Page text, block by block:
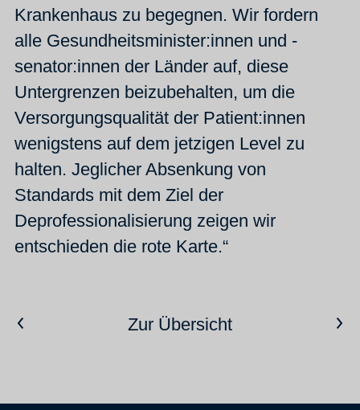
Krankenhaus zu begegnen. Wir fordern
alle Gesundheitsminister:innen und -
senator:innen der Länder auf, diese
Untergrenzen beizubehalten, um die
Versorgungsqualität der Patient:innen
wenigstens auf dem jetzigen Level zu
halten. Jeglicher Absenkung von
Standards mit dem Ziel der
Deprofessionalisierung zeigen wir
entschieden die rote Karte.“
Vorheriger ArtikelZur ÜbersichtNächster Artikel